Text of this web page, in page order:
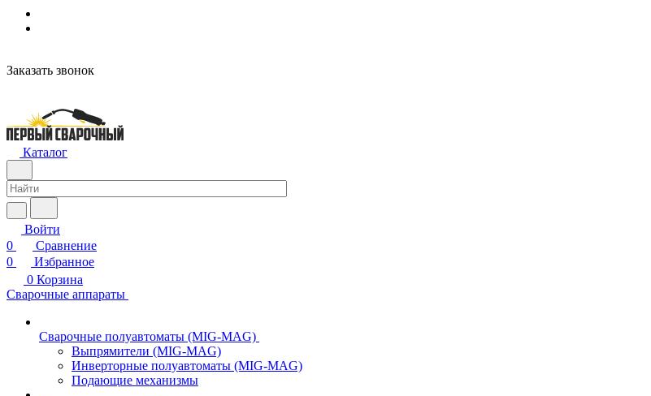
Заказать звонок
Каталог
Войти
0
Сравнение
0
Избранное
0 Корзина
Сварочные аппараты
Сварочные полуавтоматы (MIG-MAG)
Выпрямители (MIG-MAG)
Инверторные полуавтоматы (MIG-MAG)
Подающие механизмы